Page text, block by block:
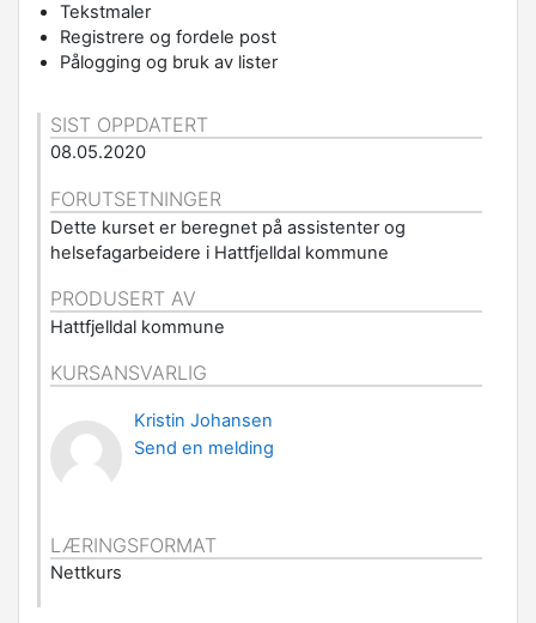
Tekstmaler
Registrere og fordele post
Pålogging og bruk av lister
SIST OPPDATERT
08.05.2020
FORUTSETNINGER
Dette kurset er beregnet på assistenter og
helsefagarbeidere i Hattfjelldal kommune
PRODUSERT AV
Hattfjelldal kommune
KURSANSVARLIG
Kristin Johansen
Send en melding
LÆRINGSFORMAT
Nettkurs